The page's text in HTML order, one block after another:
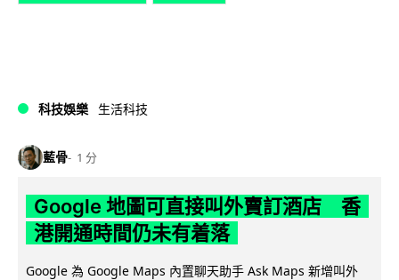
科技娛樂 生活科技
藍骨 1 分
Google 地圖可直接叫外賣訂酒店 香
港開通時間仍未有着落
Google 為 Google Maps 內置聊天助手 Ask Maps 新增叫外